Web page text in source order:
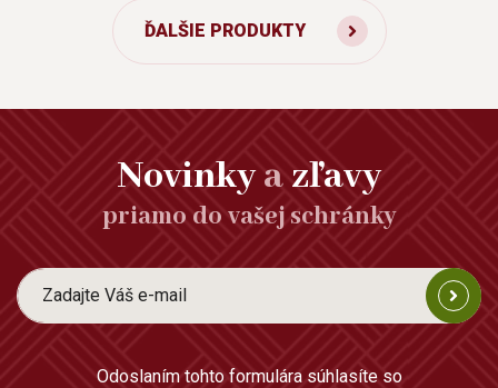
ĎALŠIE PRODUKTY
Novinkyazľavy
priamo do vašej schránky
Odoslaním tohto formulára súhlasíte so